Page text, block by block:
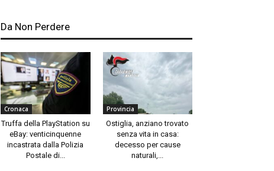
Da Non Perdere
Cronaca
Truffa della PlayStation su
eBay: venticinquenne
incastrata dalla Polizia
Postale di...
Provincia
Ostiglia, anziano trovato
senza vita in casa:
decesso per cause
naturali,...